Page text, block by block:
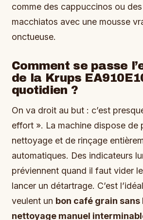
comme des cappuccinos ou
macchiatos avec une mousse
onctueuse.
Comment se passe
de la Krups
quotidien ?
On va droit au but : c’est
effort ». La machine dispose de
nettoyage et de rinçage
automatiques. Des indicateurs
préviennent quand il faut vider
lancer un détartrage. C’est
veulent un bon café grain
nettoyage manuel